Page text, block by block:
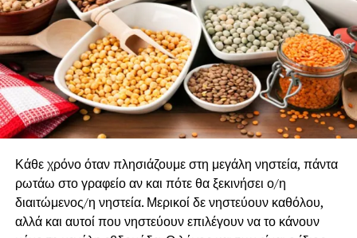
Κάθε χρόνο όταν πλησιάζουμε στη μεγάλη νηστεία, πάντα
ρωτάω στο γραφείο αν και πότε θα ξεκινήσει ο/η
διαιτώμενος/η νηστεία. Μερικοί δε νηστεύουν καθόλου,
αλλά και αυτοί που νηστεύουν επιλέγουν να το κάνουν